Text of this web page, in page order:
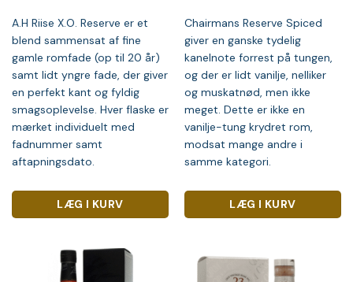
A.H Riise X.O. Reserve er et
blend sammensat af fine
gamle romfade (op til 20 år)
samt lidt yngre fade, der giver
en perfekt kant og fyldig
smagsoplevelse. Hver flaske er
mærket individuelt med
fadnummer samt
aftapningsdato.
LÆG I KURV
Chairmans Reserve Spiced
giver en ganske tydelig
kanelnote forrest på tungen,
og der er lidt vanilje, nelliker
og muskatnød, men ikke
meget. Dette er ikke en
vanilje-tung krydret rom,
modsat mange andre i
samme kategori.
LÆG I KURV